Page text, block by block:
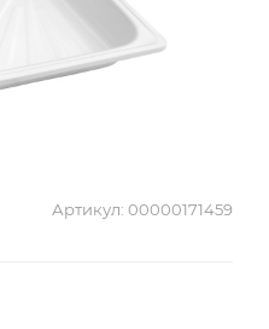
Артикул: 00000171459